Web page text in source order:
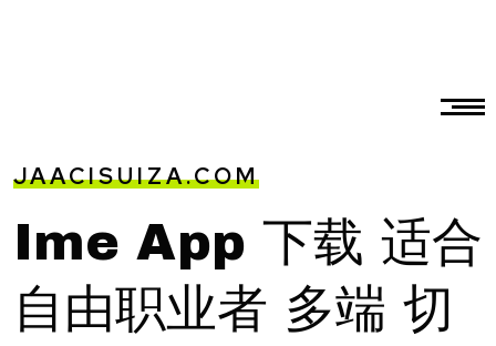
JAACISUIZA.COM
Ime App 下载 适合
自由职业者 多端 切